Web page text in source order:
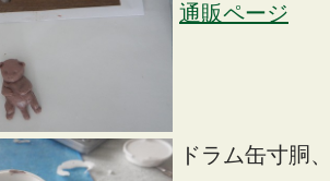
通販ページ
ドラム缶寸胴